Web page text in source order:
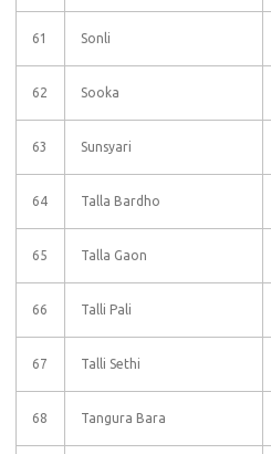
61 Sonli
62 Sooka
63 Sunsyari
64 Talla Bardho
65 Talla Gaon
66 Talli Pali
67 Talli Sethi
68 Tangura Bara